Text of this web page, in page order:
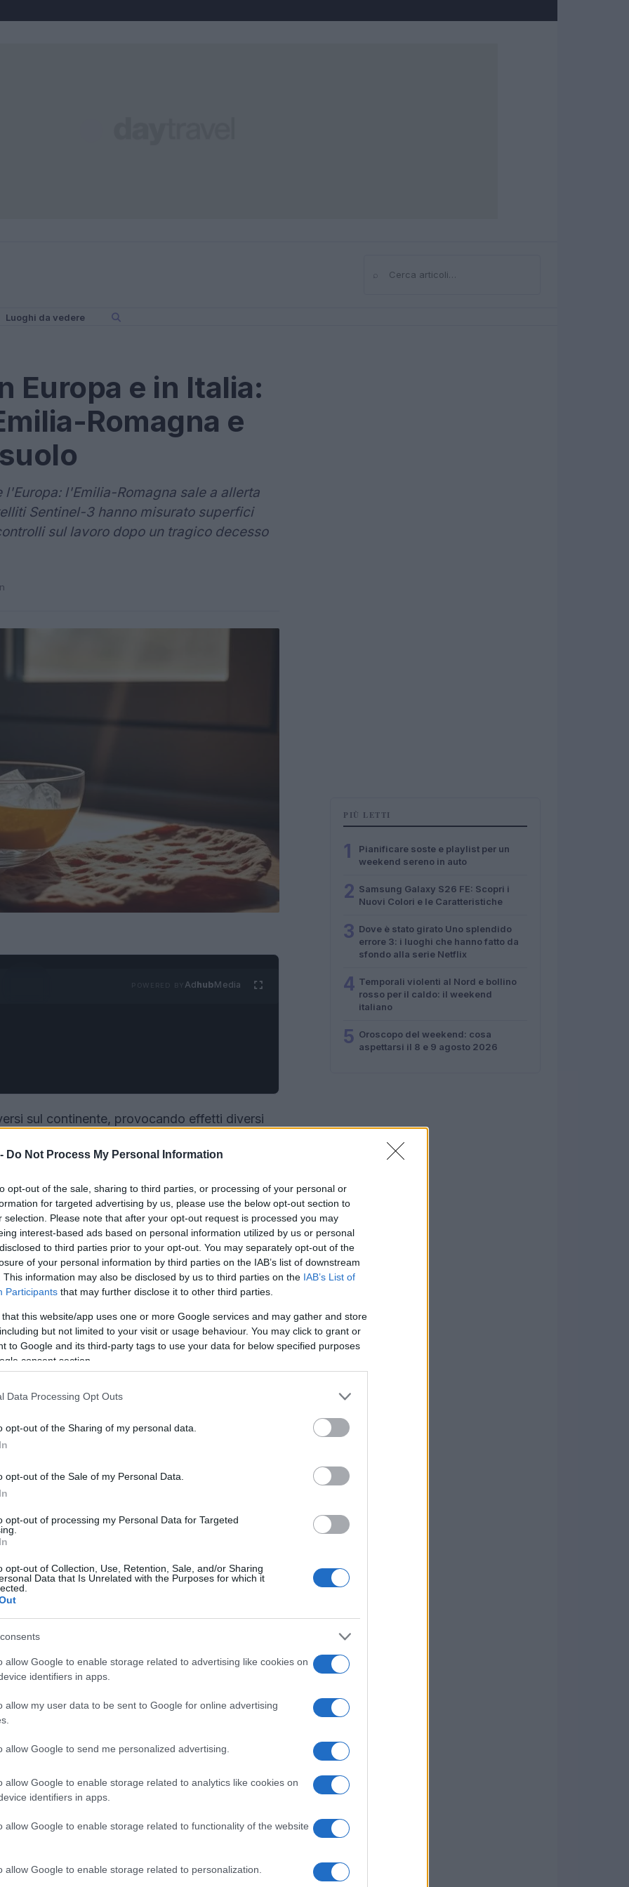
Do Not Process My Personal Information
opt-out of the sale, sharing to third parties, or processing of your personal or
for targeted advertising by us, please use the below opt-out section to
selection. Please note that after your opt-out request is processed you may
interest-based ads based on personal information utilized by us or personal
to third parties prior to your opt-out. You may separately opt-out of the
of your personal information by third parties on the IAB’s list of downstream
This information may also be disclosed by us to third parties on the IAB’s List of
Participants that may further disclose it to other third parties.
that this website/app uses one or more Google services and may gather and store
but not limited to your visit or usage behaviour. You may click to grant or
to Google and its third-party tags to use your data for below specified purposes
consent section.
Data Processing Opt Outs
opt-out of the Sharing of my personal data.
opt-out of the Sale of my Personal Data.
opt-out of processing my Personal Data for Targeted
opt-out of Collection, Use, Retention, Sale, and/or Sharing
Data that Is Unrelated with the Purposes for which it
allow Google to enable storage related to advertising like cookies on
identifiers in apps.
allow my user data to be sent to Google for online advertising
allow Google to send me personalized advertising.
allow Google to enable storage related to analytics like cookies on
identifiers in apps.
allow Google to enable storage related to functionality of the website
allow Google to enable storage related to personalization.
Cerca
Luoghi da vedere
Europa e in Italia:
Romagna e
l'Emilia-Romagna sale a allerta
Sentinel-3 hanno misurato superfici
sul lavoro dopo un tragico decesso
AdhubMedia
sul continente, provocando effetti diversi
è stata elevata l’
attese fino a 40 °C nelle zone di pianura e
osservazioni satellitari mostrano
raggiunto valori estremi: immagini
superficiali fino a 55 °C.
e servizi locali attivati
regionale indica un significativo
Romagna, tanto da far passare l’allerta
sono quelle previste con i valori più elevati: i
il
e soggetti fragili. Non si escludono, inoltre,
occidentali,eventi che potrebbero causare
alcune misure per mitigare l’impatto: a
accessibili gratuitamente comerifugi
giornata successiva, offrendo luoghi con aria
Il Comune ha inoltre ricordato la rete
Casine dell’Acqua presenti sul territorio.
veneta e appello dei
PIÙ LETTI
1
Pianificare soste e playlist per un
weekend sereno in auto
2 Samsung Galaxy S26 FE: Scopri i
Nuovi Colori e le Caratteristiche
3 Dove è stato girato Uno splendido
errore 3: i luoghi che hanno fatto da
sfondo alla serie Netflix
4 Temporali violenti al Nord e bollino
rosso per il caldo: il weekend
italiano
5 Oroscopo del weekend: cosa
aspettarsi il 8 e 9 agosto 2026